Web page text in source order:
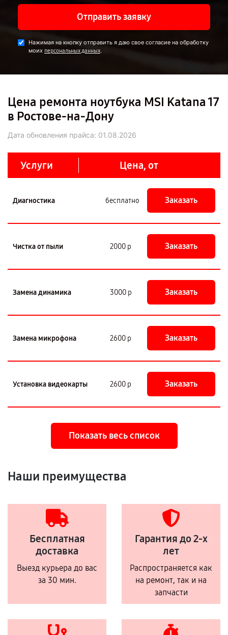
Отправить заявку
Нажимая на кнопку отправить я даю свое согласие на обработку
моих персональных данных.
Цена ремонта ноутбука MSI Katana 17
в Ростове-на-Дону
Дата обновления прайса: 01.08.2026
Услуги Цена, от
Диагностика бесплатно Заказать
Чистка от пыли 2000 р Заказать
Замена динамика 3000 р Заказать
Замена микрофона 2600 р Заказать
Установка видеокарты 2600 р Заказать
Показать весь список
Наши преимущества
Бесплатная
доставка
Выезд курьера до вас
за 30 мин.
Гарантия до 2-х
лет
Распространяется как
на ремонт, так и на
запчасти